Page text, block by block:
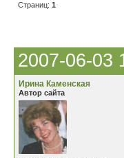
Страниц: 1
2007-06-03
Ирина Каменская
Автор сайта